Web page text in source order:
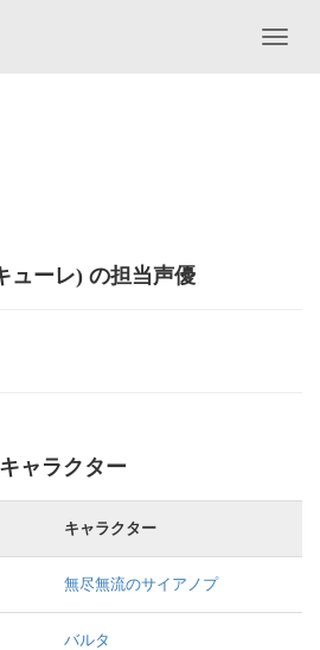
ューレ) の担当声優
ャラクター
キャラクター
無尽無流のサイアノプ
バルタ